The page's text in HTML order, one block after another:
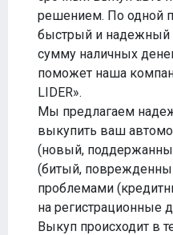
решением. По одной
быстрый и надежный
сумму наличных
поможет наша
LIDER».
Мы предлагаем
выкупить ваш
(новый,
(битый,
проблемами
на регистрационные
Выкуп происходит в